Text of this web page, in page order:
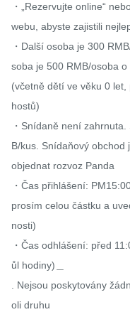
・„Rezervujte online“
webu, abyste zajistili
・Další osoba je 300
soba je 500 RMB/osoba
(včetně dětí ve věku 0
hostů)
・Snídaně není
B/kus. Snídaňový obchod
objednat rozvoz Panda
・Čas přihlášení:
prosím celou částku a
nosti)
・Čas odhlášení: před
ůl hodiny)＿
. Nejsou poskytovány
oli druhu